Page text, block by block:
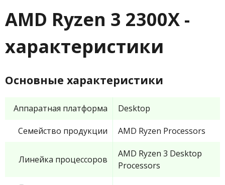
AMD Ryzen 3 2300X -
характеристики
Основные характеристики
Аппаратная платформа Desktop
Семейство продукции AMD Ryzen Processors
Линейка процессоров
AMD Ryzen 3 Desktop
Processors